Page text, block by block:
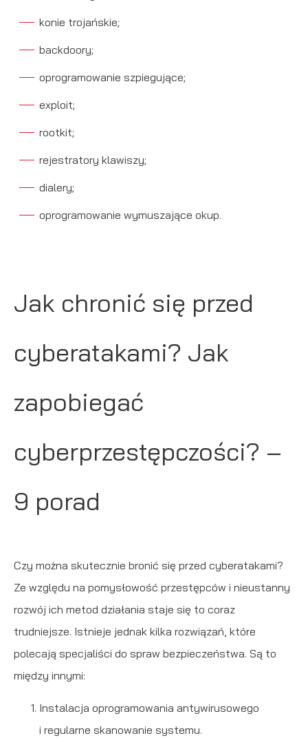
konie trojańskie;
backdoory;
oprogramowanie szpiegujące;
exploit;
rootkit;
rejestratory klawiszy;
dialery;
oprogramowanie wymuszające okup.
Jak chronić się przed
cyberatakami? Jak
zapobiegać
cyberprzestępczości? –
9 porad
Czy można skutecznie bronić się przed cyberatakami?
Ze względu na pomysłowość przestępców i nieustanny
rozwój ich metod działania staje się to coraz
trudniejsze. Istnieje jednak kilka rozwiązań, które
polecają specjaliści do spraw bezpieczeństwa. Są to
między innymi:
Instalacja oprogramowania antywirusowego
i regularne skanowanie systemu.